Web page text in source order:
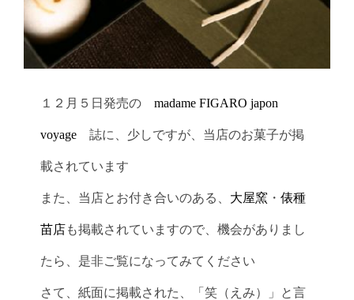
１２月５日発売の madame FIGARO japon
voyage誌に、少しですが、当店のお菓子が掲
載されています
また、当店とお付き合いのある、 大屋窯 ・ 俵種
苗店も掲載されていますので、機会がありまし
たら、是非ご覧になってみてください
さて、紙面に掲載された、「笑（えみ）」と言